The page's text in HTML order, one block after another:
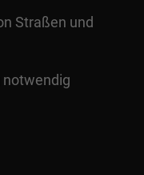
Aenean massa.
Straßen und
notwendig